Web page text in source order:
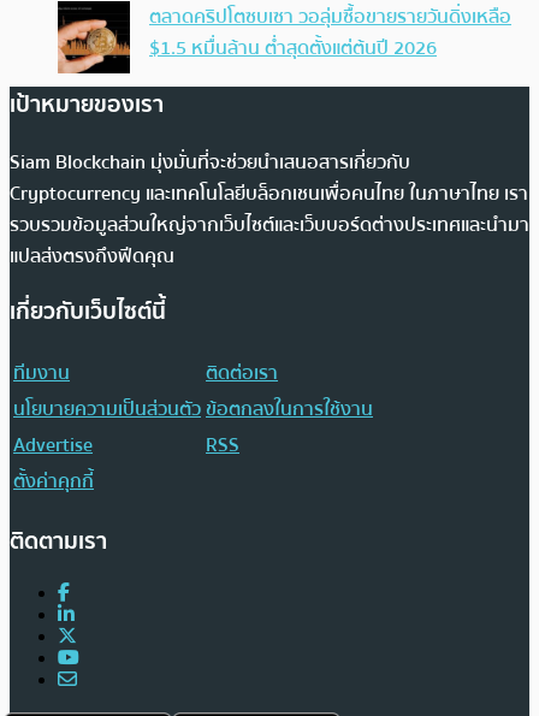
ตลาดคริปโตซบเซา วอลุ่มซื้อขายรายวันดิ่งเหลือ
$1.5 หมื่นล้าน ต่ำสุดตั้งแต่ต้นปี 2026
เป้าหมายของเรา
Siam Blockchain มุ่งมั่นที่จะช่วยนำเสนอสารเกี่ยวกับ
Cryptocurrency และเทคโนโลยีบล็อกเชนเพื่อคนไทย ในภาษาไทย เรา
รวบรวมข้อมูลส่วนใหญ่จากเว็บไซต์และเว็บบอร์ดต่างประเทศและนำมา
แปลส่งตรงถึงฟีดคุณ
เกี่ยวกับเว็บไซต์นี้
ทีมงาน
ติดต่อเรา
นโยบายความเป็นส่วนตัวข้อตกลงในการใช้งาน
Advertise
RSS
ตั้งค่าคุกกี้
ติดตามเรา